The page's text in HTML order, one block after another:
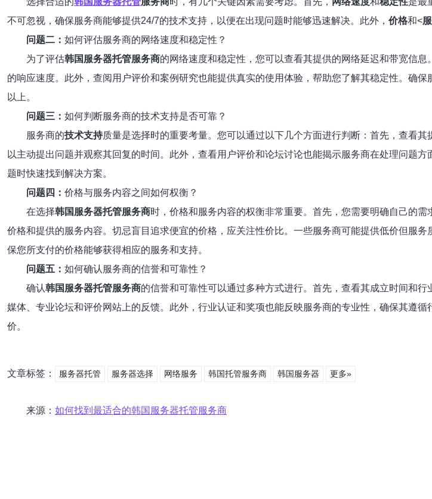
不可忽视，确保服务商能够提供24/7的技术支持，以便在出现问题时能够迅速解决。此外， 价格和<
问题二： 如何评估服务商的网络速度和稳定性？
为了评估韩国服务器托管服务商的网络速度和稳定性，您可以查看其提供的网络延迟和带宽信
的响应速度。此外，查阅用户评价和案例研究也能提供真实的使用体验，帮助您了解其稳定性。确
以上。
问题三： 如何判断服务商的技术支持是否可靠？
服务商的技术支持质量是选择时的重要考量。您可以通过以下几个方面进行判断：首先，查看
以主动提出问题并观察其回复的时间。此外，查看用户评价和论坛讨论也能揭示服务商在处理问题
题时快速找到解决方案。
问题四： 价格与服务内容之间如何权衡？
在选择韩国服务器托管服务商时，价格和服务内容的权衡非常重要。首先，您需要明确自己的
价格和提供的服务内容。切忌盲目追求便宜的价格，应关注性价比。一些服务商可能提供低价但服
保您所支付的价格能够获得相应的服务和支持。
问题五： 如何确认服务商的信誉和可靠性？
确认韩国服务器托管服务商的信誉和可靠性可以通过多种方式进行。首先，查看其成立时间和
媒体、专业论坛和评价网站上的反馈。此外，行业认证和奖项也能反映服务商的专业性，确保其遵
价。
文章标签： 服务器托管 服务器选择 网络服务 韩国托管服务商 韩国服务器 更多»
来源： 如何找到最适合的韩国服务器托管服务商